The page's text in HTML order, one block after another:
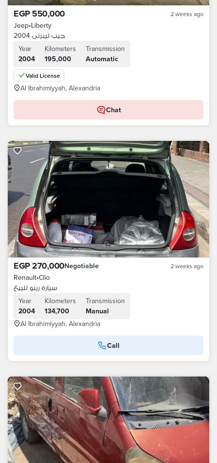
EGP 550,000 2 weeks ago
Jeep•Liberty
جيب ليبرتى 2004
Year
2004
Kilometers
195,000
Transmission
Automatic
Valid License
Al Ibrahimiyyah, Alexandria
Chat
EGP 270,000Negotiable 2 weeks ago
Renault•Clio
سيارة رينو للبيع
Year
2004
Kilometers
134,700
Transmission
Manual
Al Ibrahimiyyah, Alexandria
Call